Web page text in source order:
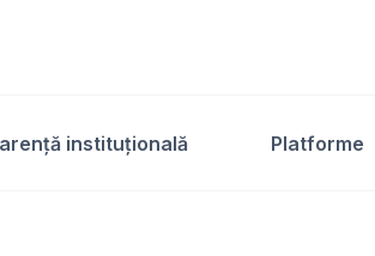
instituțională​ Platforme